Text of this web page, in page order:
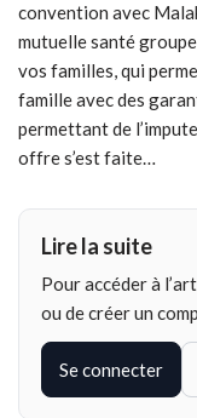
convention avec
mutuelle santé
vos familles, qui
famille avec des
permettant de
offre s’est faite…
Lire la suite
Pour accéder à
ou de créer un
Se connecter